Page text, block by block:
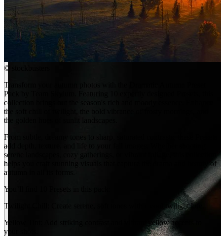
©
Transform your autumn photos with the Dramatic Autumn Preset
Pack by Team Skylum. Featuring 10 expertly designed Presets, this
collection brings out the season's rich and moody essence. Enhance
the soft chill of twilight, the bold vibrance of frosty mornings, and
the golden hues of sunlit landscapes.
From subtle, dreamy tones to sharp, saturated contrasts, these Presets
add depth, texture, and life to your fall images. Whether shooting
serene landscapes, cozy gatherings, or vibrant foliage, this collection
helps you craft stunning visuals that capture the drama and beauty of
autumn in all its forms.
You’ll find 10 Presets in this pack:
Twilight Chill: Create serene, soft tones with a cool twilight hue.
Yellow Tint: Add striking contrast and vibrant yellow accents to
your shots.